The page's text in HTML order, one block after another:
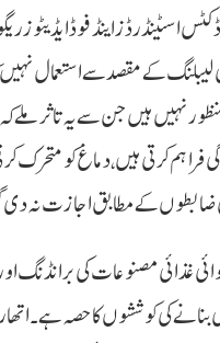
لیبلنگ کے مقصد سے استعمال
ہیں جن سے یہ تاثر ملے کہ
فراہم کرتی ہیں، دماغ کو متحرک
کے مطابق اجازت نہ دی
غذائی مصنوعات کی
بنانے کی کوششوں کا حصہ ہے۔